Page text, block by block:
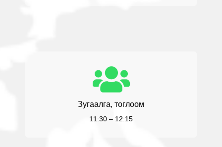
Зугаалга, тоглоом
11:30 – 12:15